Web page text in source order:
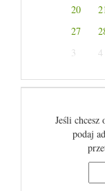
20
27
3
4
Jeśli
podaj